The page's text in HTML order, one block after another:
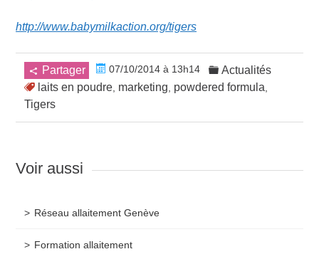
http://www.babymilkaction.org/tigers
Partager 07/10/2014 à 13h14
Actualités
laits en poudre marketing powdered formula
Tigers
Voir aussi
Réseau allaitement Genève
Formation allaitement